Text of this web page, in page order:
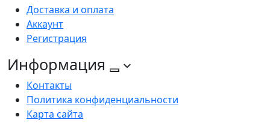
Доставка и оплата
Аккаунт
Регистрация
Информация
Контакты
Политика конфиденциальности
Карта сайта